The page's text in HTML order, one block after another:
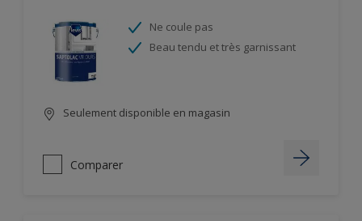
Ne coule pas
Beau tendu et très garnissant
Seulement disponible en magasin
Comparer